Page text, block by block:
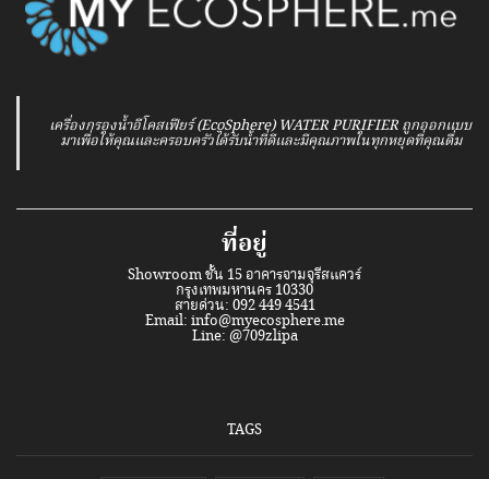
เครื่องกรองน้ำอีโคสเฟียร์ (EcoSphere) WATER PURIFIER ถูกออกแบบ
มาเพื่อให้คุณและครอบครัวได้รับน้ำที่ดีและมีคุณภาพในทุกหยุดที่คุณดื่ม
ที่อยู่
Showroom ชั้น 15 อาคารจามจุรีสแควร์
กรุงเทพมหานคร 10330
สายด่วน: 092 449 4541
Email: info@myecosphere.me
Line: @709zlipa
TAGS